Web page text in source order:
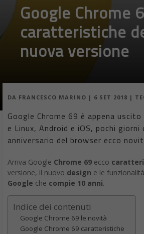
Google Chrome
caratteristiche
nuova versione
DA FRANCESCO MARINO | 6 SET 2018 |
Google Chrome 69 è appena
e Linux, Android e iOS, pochi giorni
anniversario del browser ecco
Arriva Google Chrome 69 ecco
versione, il nuovo design e le
Google che compie 10 anni.
Indice dei contenuti
Google Chrome 69 le novità
Google Chrome 69 caratteristiche